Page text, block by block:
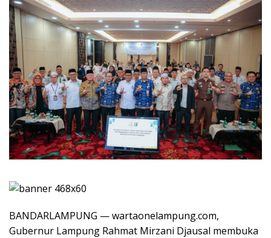
BANDARLAMPUNG — wartaonelampung.com,
Gubernur Lampung Rahmat Mirzani Djausal membuka